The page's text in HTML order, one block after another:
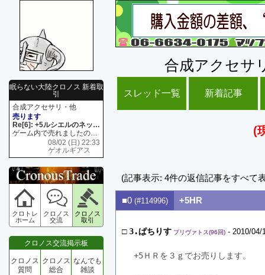
眠らない大陸クロノス 新着取
引
合成アクセサリ・他
売ります
Re[6]: +5ルシエルのネックレス
ゲーム内で売れましたので 在庫がネク1 リング4 となります リングのお値段は80G といたします
08/02 (日) 22:33
ゲオルギアス
クロトレ
ホーム
クロノス
交流
クロノス
取引
クロノス交流掲示板
クロノス
質問
クロノス
総合
なんでも
雑談
合成アクセサ
スレッド一覧 新着記事
(
(記事表示: 4件の返信記事をすべて
■0 (#114996) +5HR
□3.ぱちりす プリヴァトス(96回) - 2010/04/
+5ＨＲを３ｇでお売りします。